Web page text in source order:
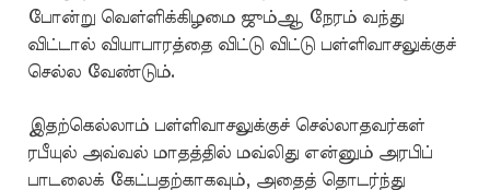
போன்று வெள்ளிக்கிழமை ஜும்ஆ நேரம் வந்து
விட்டால் வியாபாரத்தை விட்டு விட்டு பள்ளிவாசலுக்குச்
செல்ல வேண்டும்.
இதற்கெல்லாம் பள்ளிவாசலுக்குச் செல்லாதவர்கள்
ரபீயுல் அவ்வல் மாதத்தில் மவ்லிது என்னும் அரபிப்
பாடலைக் கேட்பதற்காகவும், அதைத் தொடர்ந்து